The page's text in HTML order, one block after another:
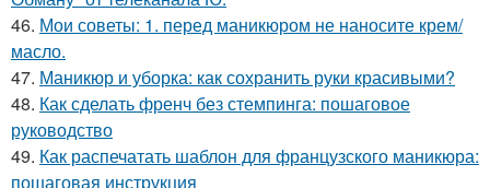
46. Мои советы: 1. перед маникюром не наносите крем/
масло.
47. Маникюр и уборка: как сохранить руки красивыми?
48. Как сделать френч без стемпинга: пошаговое
руководство
49. Как распечатать шаблон для французского маникюра:
пошаговая инструкция